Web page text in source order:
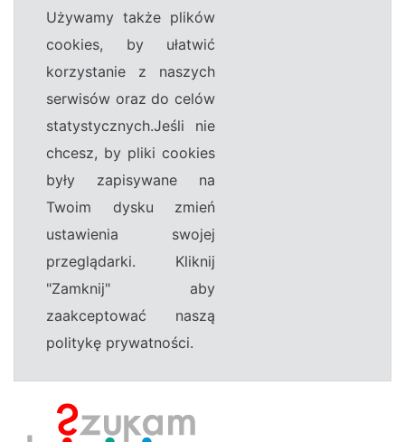
Używamy także plików
cookies, by ułatwić
korzystanie z naszych
serwisów oraz do celów
statystycznych.Jeśli nie
chcesz, by pliki cookies
były zapisywane na
Twoim dysku zmień
ustawienia swojej
przeglądarki. Kliknij
"Zamknij" aby
zaakceptować naszą
politykę prywatności.